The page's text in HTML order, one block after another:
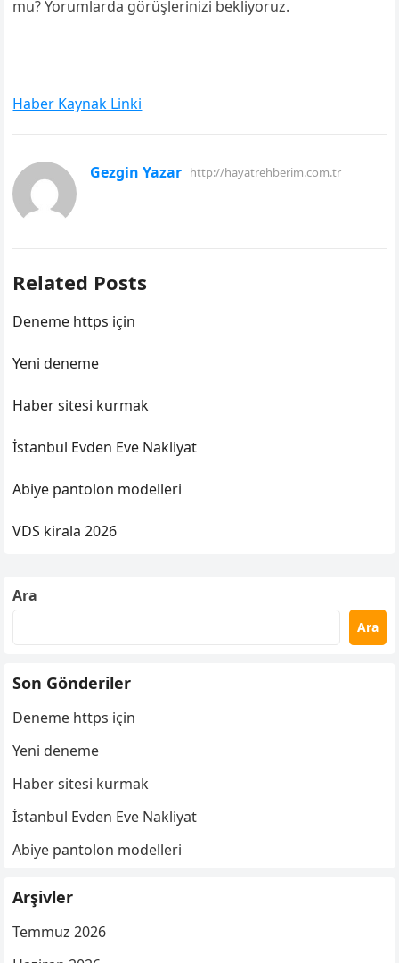
mu? Yorumlarda görüşlerinizi bekliyoruz.
Haber Kaynak Linki
Gezgin Yazar http://hayatrehberim.com.tr
Related Posts
Deneme https için
Yeni deneme
Haber sitesi kurmak
İstanbul Evden Eve Nakliyat
Abiye pantolon modelleri
VDS kirala 2026
Ara
Ara
Son Gönderiler
Deneme https için
Yeni deneme
Haber sitesi kurmak
İstanbul Evden Eve Nakliyat
Abiye pantolon modelleri
Arşivler
Temmuz 2026